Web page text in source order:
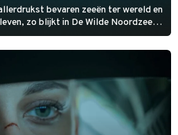
bevaren zeeën ter wereld en
zo blijkt in De Wilde Noordzee.
door de hoeveelheid algen en
leeft de enorme reuzenhaai.